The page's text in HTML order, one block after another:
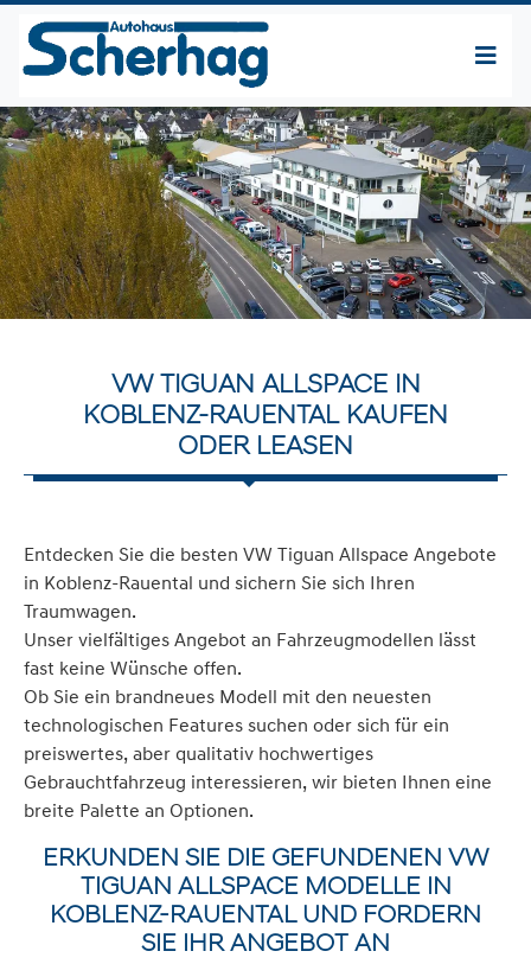
VW TIGUAN ALLSPACE IN
KOBLENZ-RAUENTAL KAUFEN
ODER LEASEN
Entdecken Sie die besten VW Tiguan Allspace Angebote
in Koblenz-Rauental und sichern Sie sich Ihren
Traumwagen.
Unser vielfältiges Angebot an Fahrzeugmodellen lässt
fast keine Wünsche offen.
Ob Sie ein brandneues Modell mit den neuesten
technologischen Features suchen oder sich für ein
preiswertes, aber qualitativ hochwertiges
Gebrauchtfahrzeug interessieren, wir bieten Ihnen eine
breite Palette an Optionen.
ERKUNDEN SIE DIE GEFUNDENEN VW
TIGUAN ALLSPACE MODELLE IN
KOBLENZ-RAUENTAL UND FORDERN
SIE IHR ANGEBOT AN